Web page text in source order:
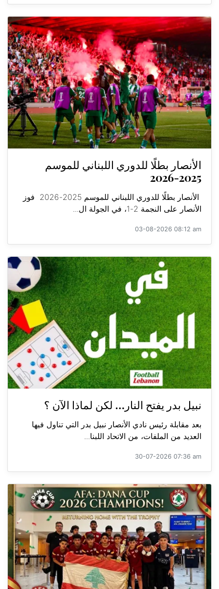
الأنصار بطلًا للدوري اللبناني للموسم
2025-2026
الأنصار بطلًا للدوري اللبناني للموسم 2025-2026 فوز
الأنصار على النجمة 2-1، في الجولة ال...
03-08-2026 08:12 am
نبيل بدر يفتح النار… لكن لماذا الآن ؟
بعد مقابلة رئيس نادي الأنصار نبيل بدر التي تناول فيها
العديد من الملفات، من الاتحاد اللبنا...
30-07-2026 07:36 am